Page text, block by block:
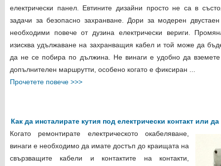
електрически панел. Евтините дизайни просто не са в
задачи за безопасно захранване. Дори за модерен
необходими повече от дузина електрически вериги.
изисква удължаване на захранващия кабел и той може да
да не се побира по дължина. Не винаги е удобно да
допълнителен маршрутти, особено когато е фиксиран
Прочетете повече >>>
Как да инсталирате кутия под електрически контакт или
Когато ремонтирате електрическото окабеляване,
винаги е необходимо да имате достъп до краищата на
свързващите кабели и контактите на контакти,